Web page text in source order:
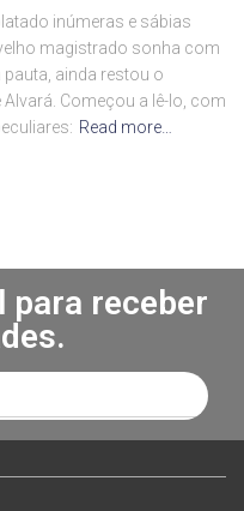
inúmeras e sábias
magistrado sonha com
ainda restou o
Começou a lê-lo, com
Read more…
para receber